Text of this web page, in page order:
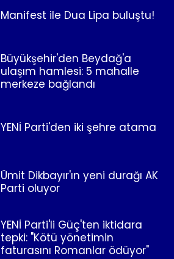
Manifest ile Dua Lipa buluştu!
Büyükşehir'den Beydağ'a
ulaşım hamlesi: 5 mahalle
merkeze bağlandı
YENİ Parti'den iki şehre atama
Ümit Dikbayır'ın yeni durağı AK
Parti oluyor
YENİ Parti'li Güç'ten iktidara
tepki: "Kötü yönetimin
faturasını Romanlar ödüyor"